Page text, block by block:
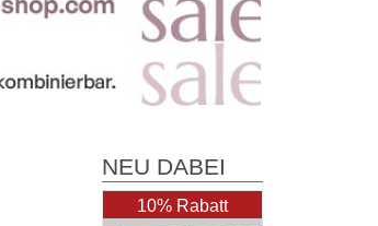
NEU DABEI
10% Rabatt